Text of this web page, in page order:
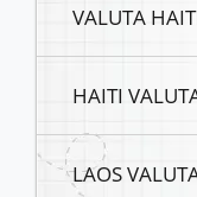
VALUTA
HAITI
LAOS